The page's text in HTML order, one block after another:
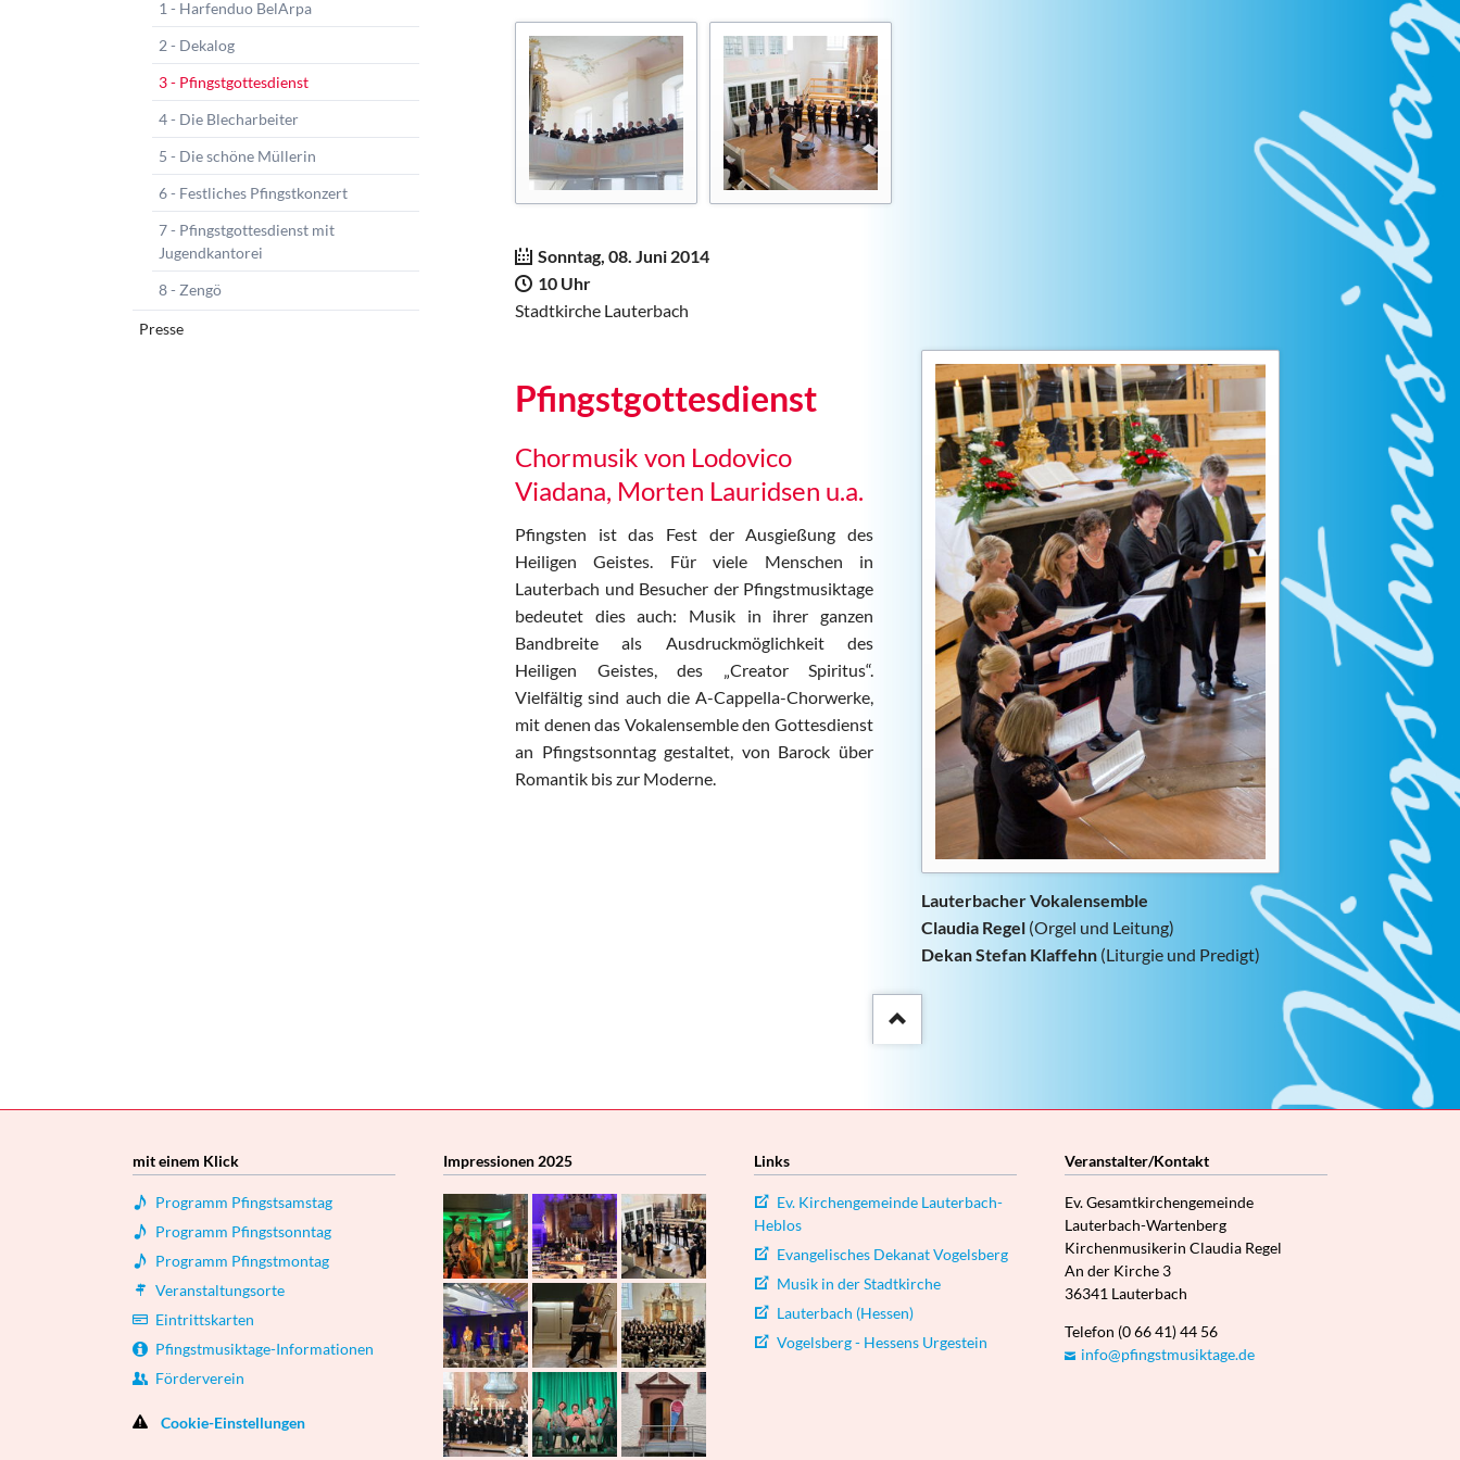
Konzerte
1 - Harfenduo BelArpa
2 - Dekalog
3 - Pfingstgottesdienst
4 - Die Blecharbeiter
5 - Die schöne Müllerin
41. Lauterbacher Pfingstmusiktage
40. Lauterbacher Pfingstmusiktage
39. Lauterbacher Pfingstmusiktage
38. Lauterbacher Pfingstmusiktage
Sonntag, 08. Juni 2014
10 Uhr
Stadtkirche Lauterbach
Pfingstgottesdienst
Chormusik von Lodovico
Viadana, Morten Lauridsen u.a.
Pfingsten ist das Fest der Ausgießung des
Heiligen Geistes. Für viele Menschen in
Lauterbach und Besucher der Pfingstmusiktage
bedeutet dies auch: Musik in ihrer ganzen
Bandbreite als Ausdruckmöglichkeit des
Heiligen Geistes, des „Creator Spiritus“.
Vielfältig sind auch die A-Cappella-Chorwerke,
mit denen das Vokalensemble den Gottesdienst
an Pfingstsonntag gestaltet, von Barock über
Romantik bis zur Moderne.
Lauterbacher Vokalensemble
Claudia Regel (Orgel und Leitung)
Dekan Stefan Klaffehn (Liturgie und Predigt)
1 - Harfenduo BelArpa
2 - Dekalog
3 - Pfingstgottesdienst
4 - Die Blecharbeiter
5 - Die schöne Müllerin
6 - Festliches Pfingstkonzert
7 - Pfingstgottesdienst mit
Jugendkantorei
8 - Zengö
Presse
mit einem Klick
Programm Pfingstsamstag
Programm Pfingstsonntag
Programm Pfingstmontag
Veranstaltungsorte
Eintrittskarten
Pfingstmusiktage-Informationen
Förderverein
Cookie-Einstellungen
Impressionen 2025 Links
Ev. Kirchengemeinde Lauterbach-
Heblos
Evangelisches Dekanat Vogelsberg
Musik in der Stadtkirche
Lauterbach (Hessen)
Vogelsberg - Hessens Urgestein
Veranstalter/Kontakt
Ev. Gesamtkirchengemeinde
Lauterbach-Wartenberg
Kirchenmusikerin Claudia Regel
An der Kirche 3
36341 Lauterbach
Telefon (0 66 41) 44 56
info@pfingstmusiktage.de